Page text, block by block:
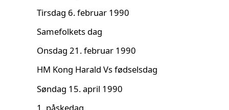
Tirsdag 6. februar 1990
Samefolkets dag
Onsdag 21. februar 1990
HM Kong Harald Vs fødselsdag
Søndag 15. april 1990